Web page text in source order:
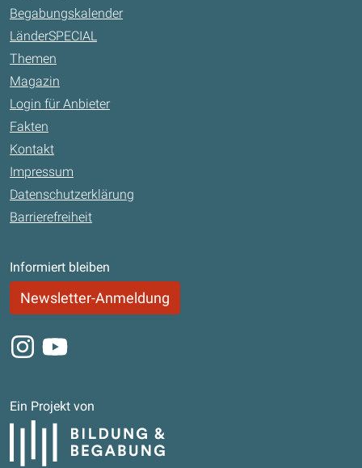
Begabungskalender
LänderSPECIAL
Themen
Magazin
Login für Anbieter
Fakten
Kontakt
Impressum
Datenschutzerklärung
Barrierefreiheit
Informiert bleiben
Newsletter-Anmeldung
Instagram
Youtube
Ein Projekt von
Bildung und Begabung